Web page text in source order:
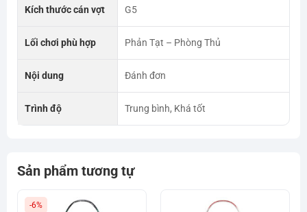
Kích thước cán vợt G5
Lối chơi phù hợp Phản Tạt – Phòng Thủ
Nội dung Đánh đơn
Trình độ Trung bình, Khá tốt
Sản phẩm tương tự
-6%